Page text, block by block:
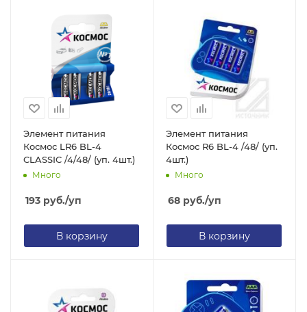
Элемент питания
Космос LR6 BL-4
CLASSIC /4/48/ (уп. 4шт.)
Много
193 руб./уп
В корзину
Элемент питания
Космос R6 BL-4 /48/ (уп.
4шт.)
Много
68 руб./уп
В корзину